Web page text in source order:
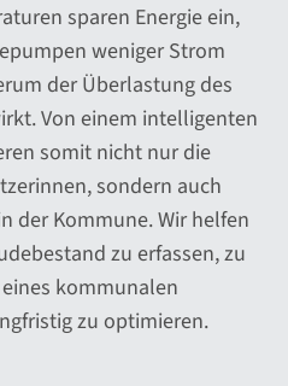
sparen Energie ein,
weniger Strom
der Überlastung des
Von einem intelligenten
somit nicht nur die
sondern auch
der Kommune. Wir helfen
zu erfassen, zu
kommunalen
zu optimieren.